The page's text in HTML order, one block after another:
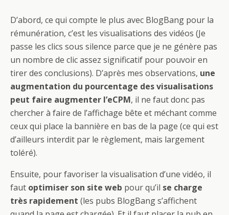
D’abord, ce qui compte le plus avec BlogBang pour la
rémunération, c’est les visualisations des vidéos (Je
passe les clics sous silence parce que je ne génère pas
un nombre de clic assez significatif pour pouvoir en
tirer des conclusions). D’après mes observations, une
augmentation du pourcentage des visualisations
peut faire augmenter l’eCPM, il ne faut donc pas
chercher à faire de l’affichage bête et méchant comme
ceux qui place la bannière en bas de la page (ce qui est
d’ailleurs interdit par le règlement, mais largement
toléré).
Ensuite, pour favoriser la visualisation d’une vidéo, il
faut optimiser son site web pour qu’il se charge
très rapidement (les pubs BlogBang s’affichent